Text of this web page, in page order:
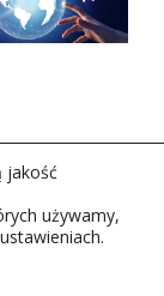
likwidacj.
jakość
używamy,